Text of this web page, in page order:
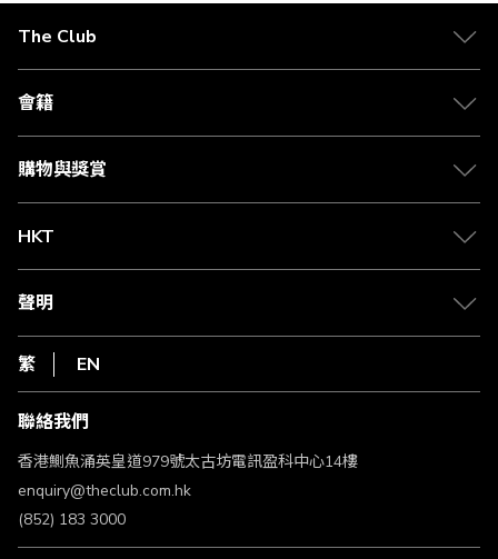
The Club
關於 The Club
合作夥伴
媒體中心
會籍
會籍及專屬禮遇
賺取積分
購物與獎賞
物流與配送
Club Shopping 商品領取站
常見問題
HKT
csl.
1010
HKT
聲明
私隱聲明
使用條款
條款及細則
不歧視及不騷擾聲明
認可牌照及通告
繁 EN
聯絡我們
香港鰂魚涌英皇道979號太古坊電訊盈科中心14樓
enquiry@theclub.com.hk
(852) 183 3000